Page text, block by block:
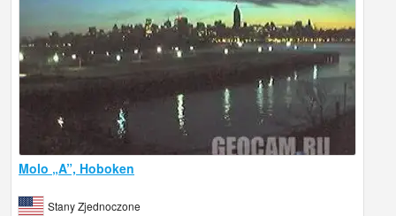
Molo „A”, Hoboken
Stany Zjednoczone